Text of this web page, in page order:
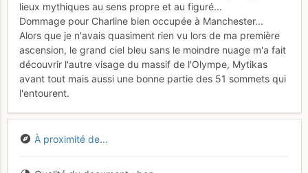
lieux mythiques au sens propre et au figuré...
Dommage pour Charline bien occupée à Manchester...
Alors que je n'avais quasiment rien vu lors de ma première
ascension, le grand ciel bleu sans le moindre nuage m'a fait
découvrir l'autre visage du massif de l'Olympe, Mytikas
avant tout mais aussi une bonne partie des 51 sommets qui
l'entourent.
À proximité de...